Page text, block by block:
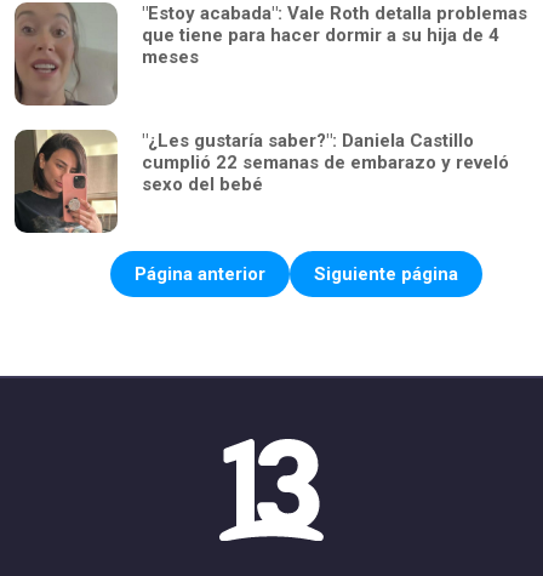
"Estoy acabada": Vale Roth detalla problemas
que tiene para hacer dormir a su hija de 4
meses
"¿Les gustaría saber?": Daniela Castillo
cumplió 22 semanas de embarazo y reveló
sexo del bebé
Página anterior Siguiente página